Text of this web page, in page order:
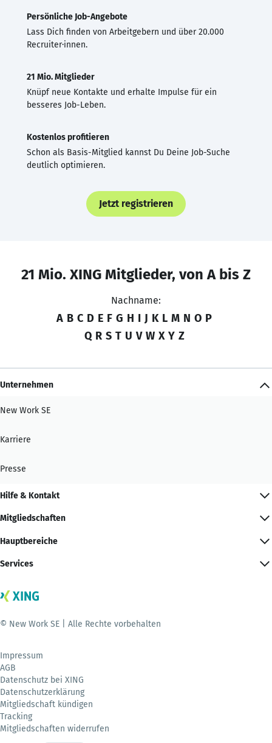
Persönliche Job-Angebote
Lass Dich finden von Arbeitgebern und über 20.000
Recruiter·innen.
21 Mio. Mitglieder
Knüpf neue Kontakte und erhalte Impulse für ein
besseres Job-Leben.
Kostenlos profitieren
Schon als Basis-Mitglied kannst Du Deine Job-Suche
deutlich optimieren.
Jetzt registrieren
21 Mio. XING Mitglieder, von A bis Z
Nachname:
A B C D E F G H I J K L M N O P
Q R S T U V W X Y Z
Unternehmen
New Work SE
Karriere
Presse
Hilfe & Kontakt
Mitgliedschaften
Hauptbereiche
Services
© New Work SE | Alle Rechte vorbehalten
Impressum
AGB
Datenschutz bei XING
Datenschutzerklärung
Mitgliedschaft kündigen
Tracking
Mitgliedschaften widerrufen